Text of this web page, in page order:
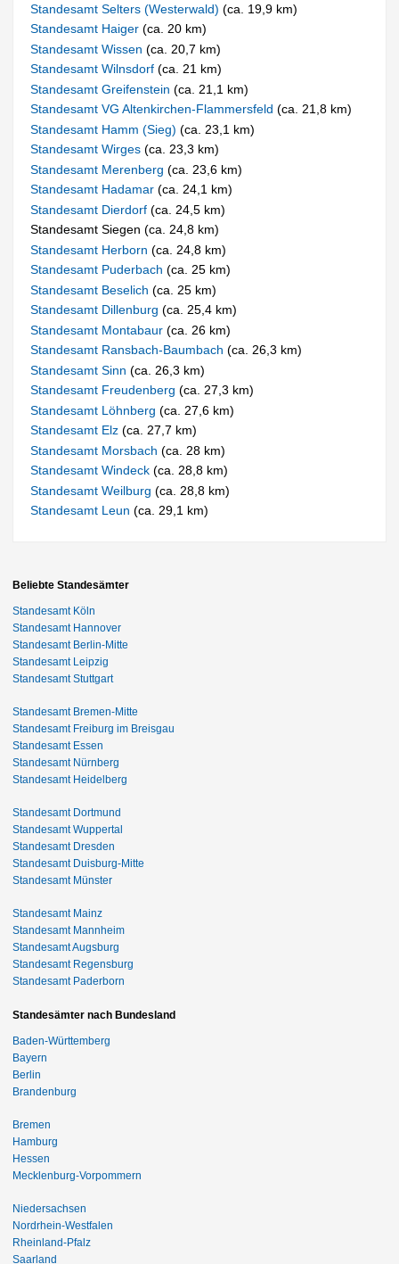
Standesamt Selters (Westerwald)(ca. 19,9 km)
Standesamt Haiger(ca. 20 km)
Standesamt Wissen(ca. 20,7 km)
Standesamt Wilnsdorf(ca. 21 km)
Standesamt Greifenstein(ca. 21,1 km)
Standesamt VG Altenkirchen-Flammersfeld(ca. 21,8 km)
Standesamt Hamm (Sieg)(ca. 23,1 km)
Standesamt Wirges(ca. 23,3 km)
Standesamt Merenberg(ca. 23,6 km)
Standesamt Hadamar(ca. 24,1 km)
Standesamt Dierdorf(ca. 24,5 km)
Standesamt Siegen (ca. 24,8 km)
Standesamt Herborn(ca. 24,8 km)
Standesamt Puderbach(ca. 25 km)
Standesamt Beselich(ca. 25 km)
Standesamt Dillenburg(ca. 25,4 km)
Standesamt Montabaur(ca. 26 km)
Standesamt Ransbach-Baumbach(ca. 26,3 km)
Standesamt Sinn(ca. 26,3 km)
Standesamt Freudenberg(ca. 27,3 km)
Standesamt Löhnberg(ca. 27,6 km)
Standesamt Elz(ca. 27,7 km)
Standesamt Morsbach(ca. 28 km)
Standesamt Windeck(ca. 28,8 km)
Standesamt Weilburg(ca. 28,8 km)
Standesamt Leun(ca. 29,1 km)
Beliebte Standesämter
Standesamt Köln
Standesamt Hannover
Standesamt Berlin-Mitte
Standesamt Leipzig
Standesamt Stuttgart
Standesamt Bremen-Mitte
Standesamt Freiburg im Breisgau
Standesamt Essen
Standesamt Nürnberg
Standesamt Heidelberg
Standesamt Dortmund
Standesamt Wuppertal
Standesamt Dresden
Standesamt Duisburg-Mitte
Standesamt Münster
Standesamt Mainz
Standesamt Mannheim
Standesamt Augsburg
Standesamt Regensburg
Standesamt Paderborn
Standesämter nach Bundesland
Baden-Württemberg
Bayern
Berlin
Brandenburg
Bremen
Hamburg
Hessen
Mecklenburg-Vorpommern
Niedersachsen
Nordrhein-Westfalen
Rheinland-Pfalz
Saarland